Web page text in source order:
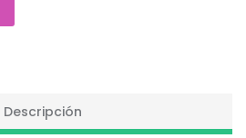
Descripción